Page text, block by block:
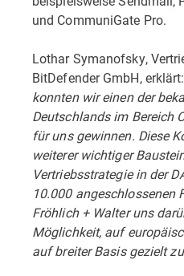
und CommuniGate Pro.
Lothar Symanofsky,
BitDefender GmbH, erklärt:
konnten wir einen der
Deutschlands im Bereich
für uns gewinnen. Diese
weiterer wichtiger
Vertriebsstrategie in der
10.000 angeschlossenen
Fröhlich + Walter uns
Möglichkeit, auf
auf breiter Basis gezielt zu